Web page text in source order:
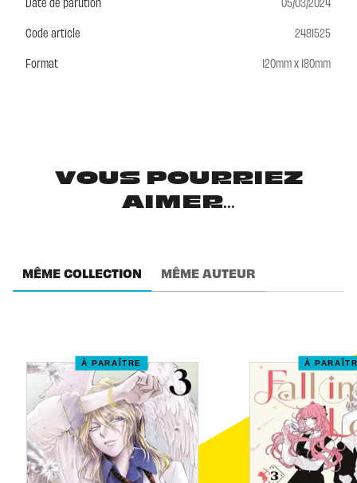
Code article
2481525
Format
120mm x 180mm
VOUS POURRIEZ
AIMER...
MÊME COLLECTION MÊME AUTEUR
À PARAÎTRE À